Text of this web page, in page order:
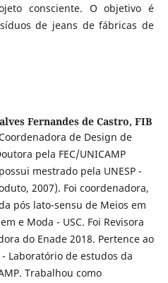
consciente. O objetivo é
de jeans de fábricas de
Fernandes de Castro, FIB
de Design de
pela FEC/UNICAMP
mestrado pela UNESP -
2007). Foi coordenadora,
pós lato-sensu de Meios em
e Moda - USC. Foi Revisora
do Enade 2018. Pertence ao
Laboratório de estudos da
Trabalhou como